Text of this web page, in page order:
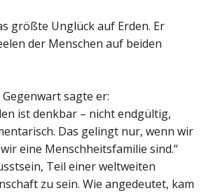
größte Unglück auf Erden. Er
der Menschen auf beiden
sagte er:
ist denkbar – nicht endgültig,
Das gelingt nur, wenn wir
eine Menschheitsfamilie sind.“
Teil einer weltweiten
zu sein. Wie angedeutet, kam